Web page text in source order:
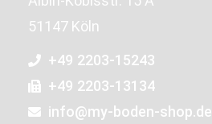
51147 Köln
+49 2203-15243
+49 2203-13134
info@my-boden-shop.de